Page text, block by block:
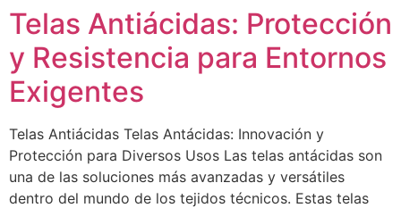
Telas Antiácidas: Protección
y Resistencia para Entornos
Exigentes
Telas Antiácidas Telas Antácidas: Innovación y
Protección para Diversos Usos Las telas antácidas son
una de las soluciones más avanzadas y versátiles
dentro del mundo de los tejidos técnicos. Estas telas